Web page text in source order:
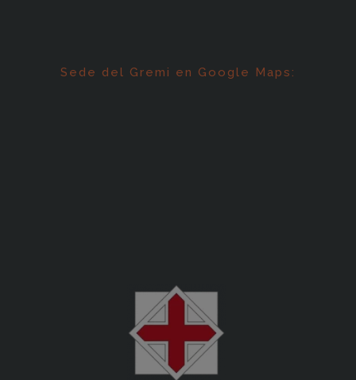
Sede del Gremi en Google Maps: